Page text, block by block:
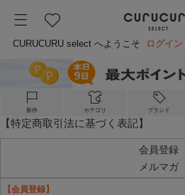
CURUCURU select へようこそ ログイン
新作 カテゴリ ブランド
【特定商取引法に基づく表記】
会員登録
メルマガ
【会員登録】